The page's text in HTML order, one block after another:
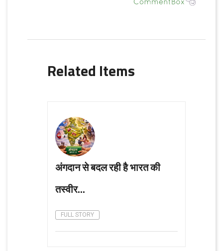
Related Items
अंगदान से बदल रही है भारत की
तस्वीर...
FULL STORY